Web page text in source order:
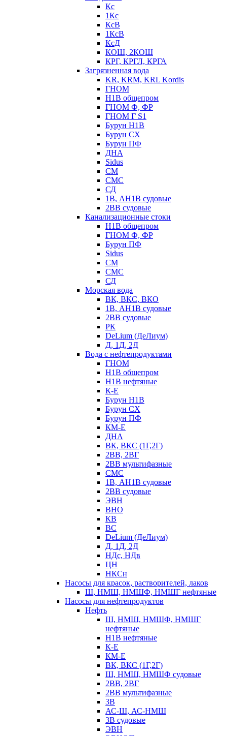
Кс
1Кс
КсВ
1КсВ
КсД
КОШ, 2КОШ
КРГ, КРГЛ, КРГА
Загрязненная вода
KR, KRM, KRL Kordis
ГНОМ
Н1В общепром
ГНОМ Ф, ФР
ГНОМ Г S1
Бурун Н1В
Бурун СХ
Бурун ПФ
ДНА
Sidus
СМ
СМС
СД
1В, АН1В судовые
2ВВ судовые
Канализационные стоки
Н1В общепром
ГНОМ Ф, ФР
Бурун ПФ
Sidus
СМ
СМС
СД
Морская вода
ВК, ВКС, ВКО
1В, АН1В судовые
2ВВ судовые
РК
DeLium (ДеЛиум)
Д, 1Д, 2Д
Вода с нефтепродуктами
ГНОМ
Н1В общепром
Н1В нефтяные
К-Е
Бурун Н1В
Бурун СХ
Бурун ПФ
КМ-Е
ДНА
ВК, ВКС (1Г,2Г)
2ВВ, 2ВГ
2ВВ мультифазные
СМС
1В, АН1В судовые
2ВВ судовые
ЭВН
ВНО
КВ
ВС
DeLium (ДеЛиум)
Д, 1Д, 2Д
НДс, НДв
ЦН
НКСн
Насосы для красок, растворителей, лаков
Ш, НМШ, НМШФ, НМШГ нефтяные
Насосы для нефтепродуктов
Нефть
Ш, НМШ, НМШФ, НМШГ
нефтяные
Н1В нефтяные
К-Е
КМ-Е
ВК, ВКС (1Г,2Г)
Ш, НМШ, НМШФ судовые
2ВВ, 2ВГ
2ВВ мультифазные
3В
АС-Ш, АС-НМШ
3В судовые
ЭВН